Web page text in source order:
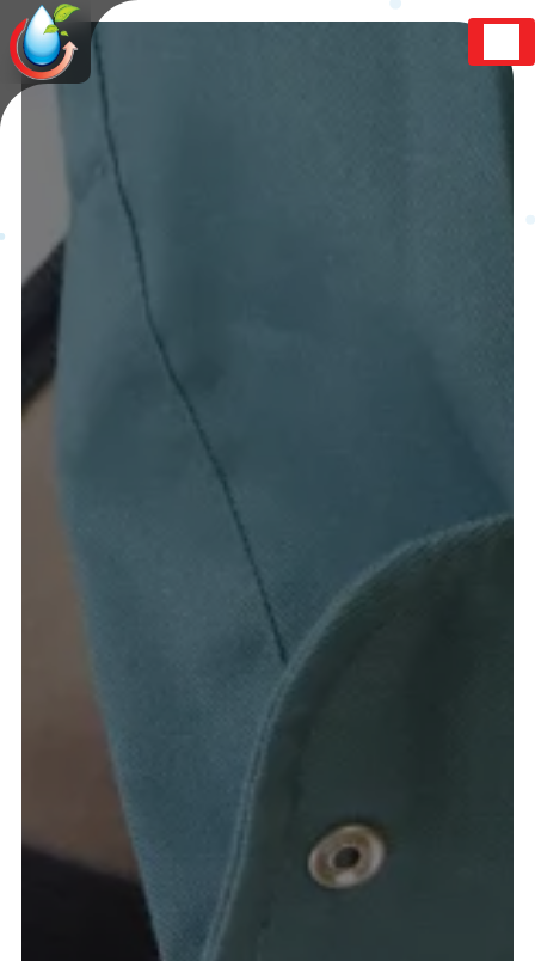
Panneau de gestion des cookies